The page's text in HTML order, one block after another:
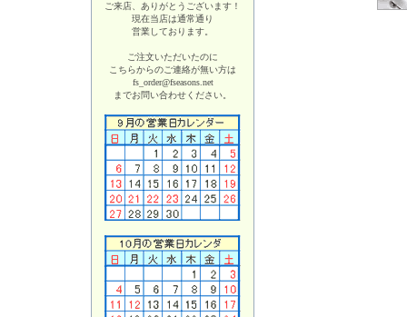
ご来店、ありがとうございます！
現在当店は通常通り
営業しております。
ご注文いただいたのに
こちらからのご連絡が無い方は
fs_order@fseasons.net
までお問い合わせください。